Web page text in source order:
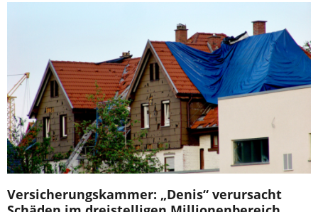
Versicherungskammer: „Denis“ verursacht